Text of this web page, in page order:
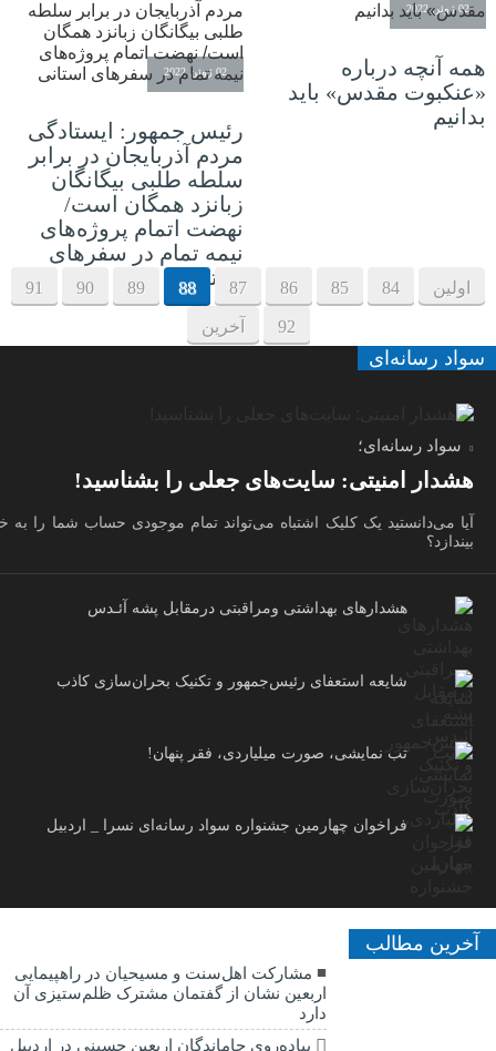
02 ژوئن 2022
همه آنچه درباره
«عنکبوت مقدس» باید
بدانیم
02 ژوئن 2022
رئیس جمهور: ایستادگی
مردم آذربایجان‌ در برابر
سلطه طلبی بیگانگان
زبانزد همگان است/
نهضت اتمام پروژه‌های
نیمه تمام در سفرهای
استانی
اولین 84
85
86
87
88
89
90
91
92 آخرین
سواد رسانه‌ای
سواد رسانه‌ای؛
هشدار امنیتی: سایت‌های جعلی را بشناسید!
آیا می‌دانستید یک کلیک اشتباه می‌تواند تمام موجودی حساب شما را به
بیندازد؟
هشدارهاى بهداشتى ومراقبتى درمقابل پشه آئـدس
شایعه استعفای رئیس‌جمهور و تکنیک بحران‌سازی کاذب
تب نمایشی، صورت میلیاردی، فقر پنهان!
فراخوان چهارمین جشنواره سواد رسانه‌ای نسرا _ اردبیل
آخرین مطالب
مشارکت اهل‌سنت و مسیحیان در راهپیمایی
اربعین نشان از گفتمان مشترک ظلم‌ستیزی آن
دارد
پیاده‌روی جاماندگان اربعین حسینی در اردبیل